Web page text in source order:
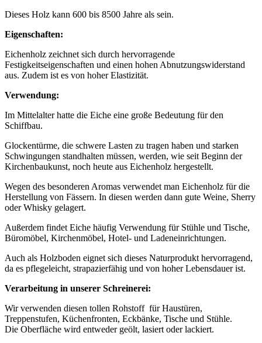
Dieses Holz kann 600 bis 8500 Jahre als sein.
Eigenschaften:
Eichenholz zeichnet sich durch hervorragende
Festigkeitseigenschaften und einen hohen Abnutzungswiderstand
aus. Zudem ist es von hoher Elastizität.
Verwendung:
Im Mittelalter hatte die Eiche eine große Bedeutung für den
Schiffbau.
Glockentürme, die schwere Lasten zu tragen haben und starken
Schwingungen standhalten müssen, werden, wie seit Beginn der
Kirchenbaukunst, noch heute aus Eichenholz hergestellt.
Wegen des besonderen Aromas verwendet man Eichenholz für die
Herstellung von Fässern. In diesen werden dann gute Weine, Sherry
oder Whisky gelagert.
Außerdem findet Eiche häufig Verwendung für Stühle und Tische,
Büromöbel, Kirchenmöbel, Hotel- und Ladeneinrichtungen.
Auch als Holzboden eignet sich dieses Naturprodukt hervorragend,
da es pflegeleicht, strapazierfähig und von hoher Lebensdauer ist.
Verarbeitung in unserer Schreinerei:
Wir verwenden diesen tollen Rohstoff für Haustüren,
Treppenstufen, Küchenfronten, Eckbänke, Tische und Stühle.
Die Oberfläche wird entweder geölt, lasiert oder lackiert.